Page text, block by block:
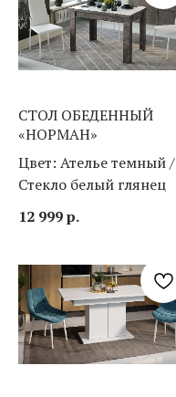
СТОЛ ОБЕДЕННЫЙ
«НОРМАН»
Цвет: Ателье темный /
Стекло белый глянец
12 999р.